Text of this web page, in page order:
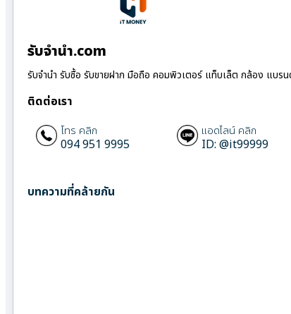
รับจํานํา.com
รับจำนำ รับซื้อ รับขายฝาก มือถือ คอมพิวเตอร์ แท็บเล็ต กล้อง แบรน
ติดต่อเรา
โทร คลิก
094 951 9995
แอดไลน์ คลิก
ID: @it99999
บทความที่คล้ายกัน